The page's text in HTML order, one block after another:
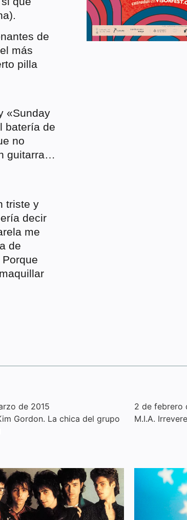
de
más
pilla
«Sunday
batería de
no
guitarra…
triste y
decir
me
de
de 2015
Gordon. La chica del grupo
2 de febrero
M.I.A.